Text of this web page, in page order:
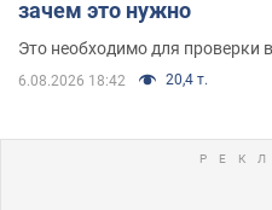
зачем это нужно
Это необходимо для проверки
6.08.2026 18:42 20,4 т.